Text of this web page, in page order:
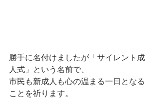
勝手に名付けましたが「サイレント成
人式」という名前で、
市民も新成人も心の温まる一日となる
ことを祈ります。